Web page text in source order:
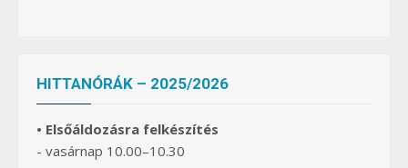
HITTANÓRÁK – 2025/2026
• Elsőáldozásra felkészítés
- vasárnap 10.00–10.30